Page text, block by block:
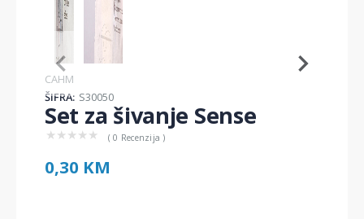
Item
1
of
2
CAHM
ŠIFRA: S30050
Set za šivanje Sense
★ ★ ★ ★ ★ ( 0 Recenzija )
0,30 KM